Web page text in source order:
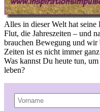
Alles in dieser Welt hat
Flut, die Jahreszeiten – und
brauchen Bewegung und wir
Zeiten ist es nicht immer
Was kannst Du heute tun,
leben?